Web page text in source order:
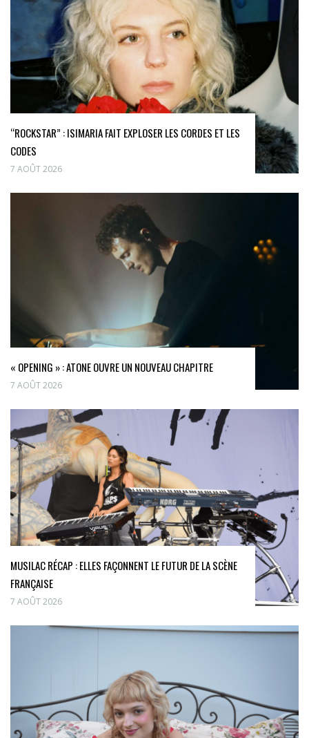
“ROCKSTAR” : ISIMARIA FAIT EXPLOSER LES CORDES ET LES
CODES
7 AOÛT 2026
« OPENING » : ATONE OUVRE UN NOUVEAU CHAPITRE
7 AOÛT 2026
MUSILAC RÉCAP : ELLES FAÇONNENT LE FUTUR DE LA SCÈNE
FRANÇAISE
7 AOÛT 2026